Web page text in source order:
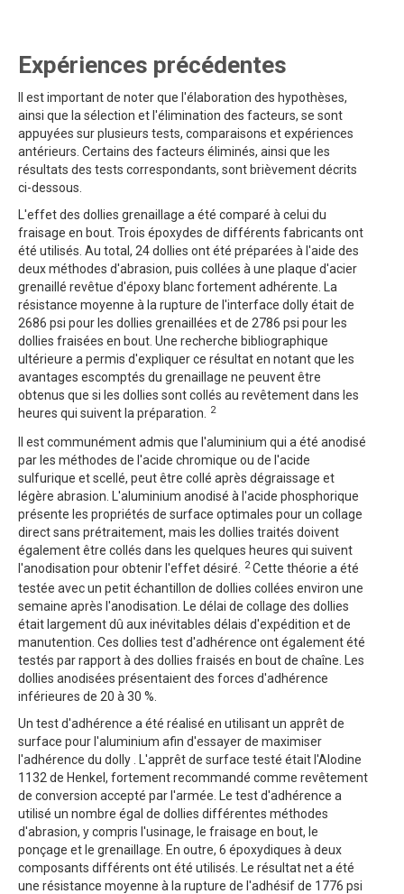
Expériences précédentes
Il est important de noter que l'élaboration des hypothèses,
ainsi que la sélection et l'élimination des facteurs, se sont
appuyées sur plusieurs tests, comparaisons et expériences
antérieurs. Certains des facteurs éliminés, ainsi que les
résultats des tests correspondants, sont brièvement décrits
ci-dessous.
L'effet des dollies grenaillage a été comparé à celui du
fraisage en bout. Trois époxydes de différents fabricants ont
été utilisés. Au total, 24 dollies ont été préparées à l'aide des
deux méthodes d'abrasion, puis collées à une plaque d'acier
grenaillé revêtue d'époxy blanc fortement adhérente. La
résistance moyenne à la rupture de l'interface dolly était de
2686 psi pour les dollies grenaillées et de 2786 psi pour les
dollies fraisées en bout. Une recherche bibliographique
ultérieure a permis d'expliquer ce résultat en notant que les
avantages escomptés du grenaillage ne peuvent être
obtenus que si les dollies sont collés au revêtement dans les
heures qui suivent la préparation.
2
Il est communément admis que l'aluminium qui a été anodisé
par les méthodes de l'acide chromique ou de l'acide
sulfurique et scellé, peut être collé après dégraissage et
légère abrasion. L'aluminium anodisé à l'acide phosphorique
présente les propriétés de surface optimales pour un collage
direct sans prétraitement, mais les dollies traités doivent
également être collés dans les quelques heures qui suivent
l'anodisation pour obtenir l'effet désiré.
2Cette théorie a été
testée avec un petit échantillon de dollies collées environ une
semaine après l'anodisation. Le délai de collage des dollies
était largement dû aux inévitables délais d'expédition et de
manutention. Ces dollies test d'adhérence ont également été
testés par rapport à des dollies fraisés en bout de chaîne. Les
dollies anodisées présentaient des forces d'adhérence
inférieures de 20 à 30 %.
Un test d'adhérence a été réalisé en utilisant un apprêt de
surface pour l'aluminium afin d'essayer de maximiser
l'adhérence du dolly . L'apprêt de surface testé était l'Alodine
1132 de Henkel, fortement recommandé comme revêtement
de conversion accepté par l'armée. Le test d'adhérence a
utilisé un nombre égal de dollies différentes méthodes
d'abrasion, y compris l'usinage, le fraisage en bout, le
ponçage et le grenaillage. En outre, 6 époxydiques à deux
composants différents ont été utilisés. Le résultat net a été
une résistance moyenne à la rupture de l'adhésif de 1776 psi